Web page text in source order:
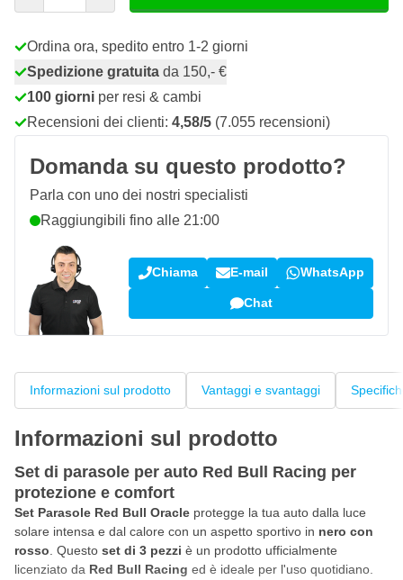
Ordina ora, spedito entro 1-2 giorni
Spedizione gratuita da 150,- €
100 giorni per resi & cambi
Recensioni dei clienti: 4,58/5 (7.055 recensioni)
Domanda su questo prodotto?
Parla con uno dei nostri specialisti
Raggiungibili fino alle 21:00
Chiama E-mail WhatsApp
Chat
Informazioni sul prodotto Vantaggi e svantaggi
Informazioni sul prodotto
Set di parasole per auto Red Bull Racing per
protezione e comfort
Set Parasole Red Bull Oracle protegge la tua auto dalla luce
solare intensa e dal calore con un aspetto sportivo in nero con
rosso. Questo set di 3 pezzi è un prodotto ufficialmente
licenziato da Red Bull Racing ed è ideale per l'uso quotidiano.